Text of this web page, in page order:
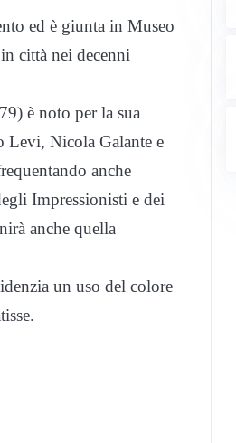
ed è giunta in Museo
città nei decenni
è noto per la sua
Levi, Nicola Galante e
anche
Impressionisti e dei
anche quella
un uso del colore